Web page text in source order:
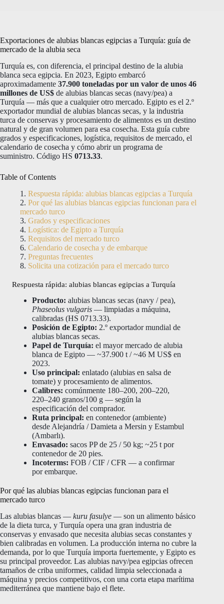
Exportaciones de alubias blancas egipcias a Turquía: guía de
mercado de la alubia seca
Turquía es, con diferencia, el principal destino de la alubia
blanca seca egipcia. En 2023, Egipto embarcó
aproximadamente 37.900 toneladas por un valor de unos 46
millones de US$ de alubias blancas secas (navy/pea) a
Turquía — más que a cualquier otro mercado. Egipto es el 2.º
exportador mundial de alubias blancas secas, y la industria
turca de conservas y procesamiento de alimentos es un destino
natural y de gran volumen para esa cosecha. Esta guía cubre
grados y especificaciones, logística, requisitos de mercado, el
calendario de cosecha y cómo abrir un programa de
suministro. Código HS 0713.33.
Table of Contents
Respuesta rápida: alubias blancas egipcias a Turquía
Por qué las alubias blancas egipcias funcionan para el
mercado turco
Grados y especificaciones
Logística: de Egipto a Turquía
Requisitos del mercado turco
Calendario de cosecha y de embarque
Preguntas frecuentes
Solicita una cotización para el mercado turco
Respuesta rápida: alubias blancas egipcias a Turquía
Producto: alubias blancas secas (navy / pea),
Phaseolus vulgaris — limpiadas a máquina,
calibradas (HS 0713.33).
Posición de Egipto: 2.º exportador mundial de
alubias blancas secas.
Papel de Turquía: el mayor mercado de alubia
blanca de Egipto — ~37.900 t / ~46 M US$ en
2023.
Uso principal: enlatado (alubias en salsa de
tomate) y procesamiento de alimentos.
Calibres: comúnmente 180–200, 200–220,
220–240 granos/100 g — según la
especificación del comprador.
Ruta principal: en contenedor (ambiente)
desde Alejandría / Damieta a Mersin y Estambul
(Ambarlı).
Envasado: sacos PP de 25 / 50 kg; ~25 t por
contenedor de 20 pies.
Incoterms: FOB / CIF / CFR — a confirmar
por embarque.
Por qué las alubias blancas egipcias funcionan para el
mercado turco
Las alubias blancas — kuru fasulye — son un alimento básico
de la dieta turca, y Turquía opera una gran industria de
conservas y envasado que necesita alubias secas constantes y
bien calibradas en volumen. La producción interna no cubre la
demanda, por lo que Turquía importa fuertemente, y Egipto es
su principal proveedor. Las alubias navy/pea egipcias ofrecen
tamaños de criba uniformes, calidad limpia seleccionada a
máquina y precios competitivos, con una corta etapa marítima
mediterránea que mantiene bajo el flete.